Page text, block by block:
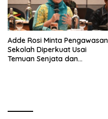
Adde Rosi Minta Pengawasan
Sekolah Diperkuat Usai
Temuan Senjata dan